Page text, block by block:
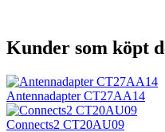
Kunder som köpt
Antennadapter CT27AA14
Connects2 CT20AU09